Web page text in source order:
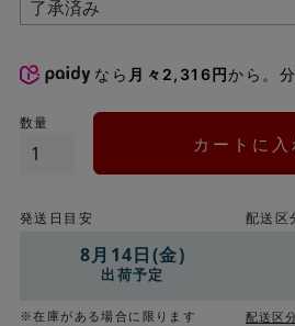
なら 月々2,316円から。
カートに入
発送日目安
8月14日(金)
出荷予定
※在庫がある場合に限ります
配送区
配送区